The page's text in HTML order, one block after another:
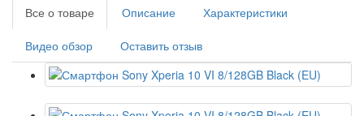
Все о товаре Описание Характеристики
Видео обзор Оставить отзыв